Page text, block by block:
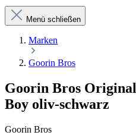
Menü schließen
Marken
Goorin Bros
Goorin Bros
Boy oliv-schwarz
Goorin Bros